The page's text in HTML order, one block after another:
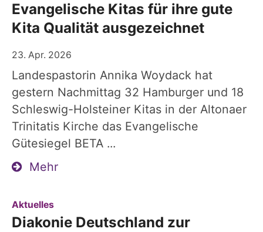
Evangelische Kitas für ihre gute
Kita Qualität ausgezeichnet
23. Apr. 2026
Landespastorin Annika Woydack hat
gestern Nachmittag 32 Hamburger und 18
Schleswig-Holsteiner Kitas in der Altonaer
Trinitatis Kirche das Evangelische
Gütesiegel BETA ...
Mehr
Aktuelles:
Diakonie Deutschland zur